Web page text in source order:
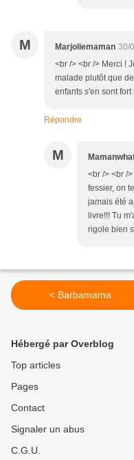
M Marjoliemaman 30/
<br /> <br /> Merci !
malade plutôt que
enfants s'en sont
Répondre
M
<br /> <br /
fessier, on
jamais été
livre!!! Tu
rigole bien
< Barbamama
Hébergé par Overblog
Top articles
Pages
Contact
Signaler un abus
C.G.U.